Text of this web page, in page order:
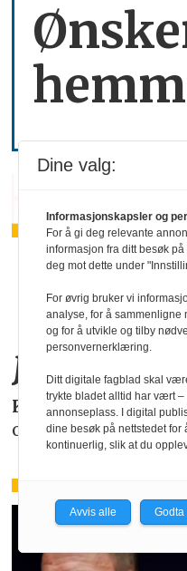
«KI-
juridiske
KAROLINE
oppmerksom på de
Dine valg:
Informasjonskapsler og
For å gi deg relevante
informasjon fra ditt besøk
deg mot dette under
For øvrig bruker vi
analyse, for å sammenligne
og for å utvikle og tilby
personvernerklæring.
Ditt digitale fagblad skal
trykte bladet alltid har vært
annonseplass. I digital
dine besøk på nettstedet for
kontinuerlig, slik at du
Avvis alle Godta